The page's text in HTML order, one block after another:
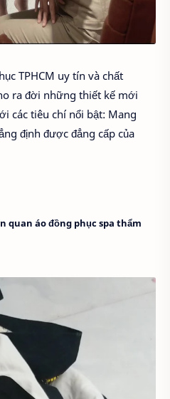
TPHCM uy tín và chất
ra đời những thiết kế mới
các tiêu chí nổi bật: Mang
định được đẳng cấp của
quan áo đồng phục spa thẩm